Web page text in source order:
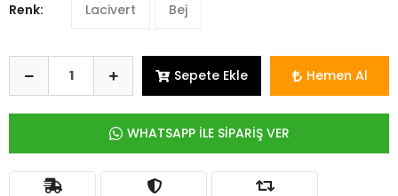
Renk: Lacivert Bej
Sepete Ekle Hemen Al
WHATSAPP İLE SİPARİŞ VER